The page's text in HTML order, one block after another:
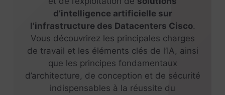
d’intelligence artificielle sur
l’infrastructure des Datacenters Cisco.
Vous découvrirez les principales charges
de travail et les éléments clés de l’IA, ainsi
que les principes fondamentaux
d’architecture, de conception et de sécurité
indispensables à la réussite du